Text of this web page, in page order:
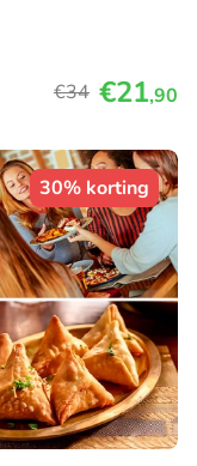
€34 €21,90
30% korting